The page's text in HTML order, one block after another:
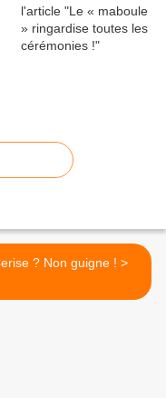
Cerise ? Non guigne ! >